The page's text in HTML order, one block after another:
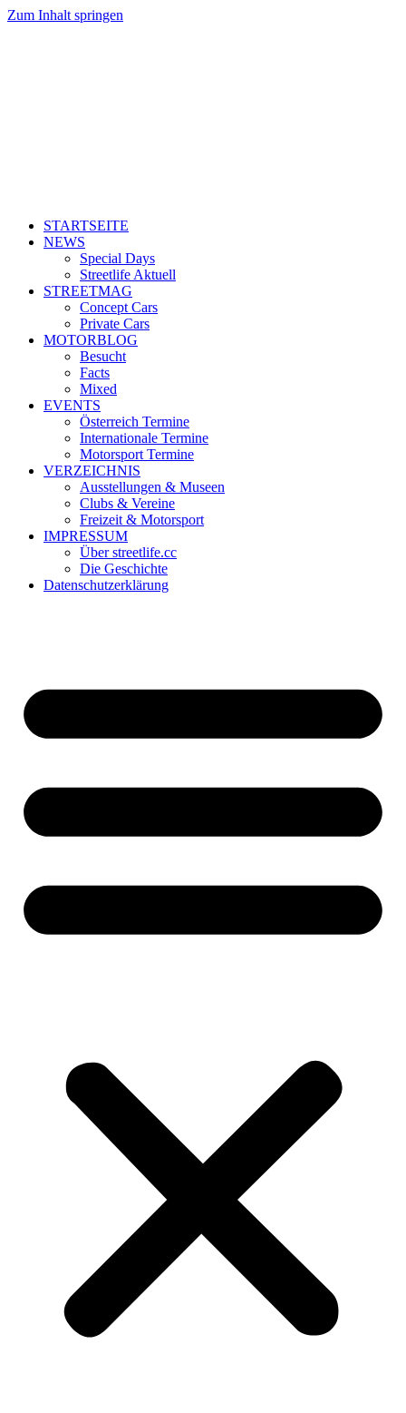
Zum Inhalt springen
STARTSEITE
NEWS
Special Days
Streetlife Aktuell
STREETMAG
Concept Cars
Private Cars
MOTORBLOG
Besucht
Facts
Mixed
EVENTS
Österreich Termine
Internationale Termine
Motorsport Termine
VERZEICHNIS
Ausstellungen & Museen
Clubs & Vereine
Freizeit & Motorsport
IMPRESSUM
Über streetlife.cc
Die Geschichte
Datenschutzerklärung